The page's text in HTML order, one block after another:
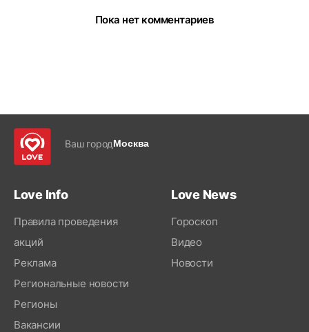
Пока нет комментариев
Ваш городМосква
Love Info
Правила проведения
акций
Реклама
Региональные новости
Регионы
Вакансии
Love News
Гороскоп
Видео
Новости